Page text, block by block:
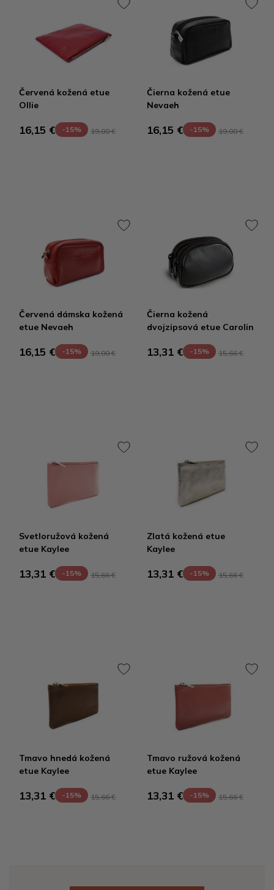
Červená kožená etue
Ollie
16,15 € -15% 19,00 €
Čierna kožená etue
Nevaeh
16,15 € -15% 19,00 €
Červená dámska kožená
etue Nevaeh
16,15 € -15% 19,00 €
Čierna kožená
dvojzipsová etue Carolin
13,31 € -15% 15,66 €
Svetloružová kožená
etue Kaylee
13,31 € -15% 15,66 €
Zlatá kožená etue
Kaylee
13,31 € -15% 15,66 €
Tmavo hnedá kožená
etue Kaylee
13,31 € -15% 15,66 €
Tmavo ružová kožená
etue Kaylee
13,31 € -15% 15,66 €